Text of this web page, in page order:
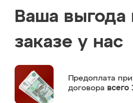
Ваша выгода
заказе у нас
Предоплата
договора всего